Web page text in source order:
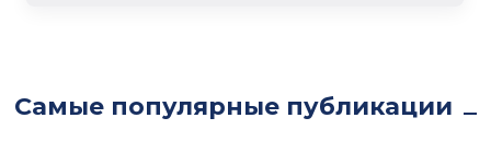
Самые популярные публикации